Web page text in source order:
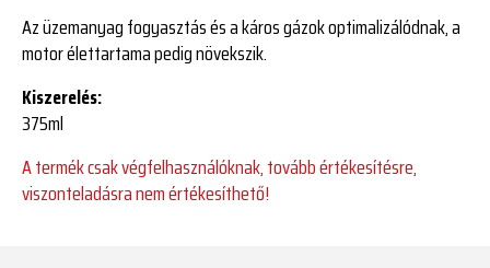
Az üzemanyag fogyasztás és a káros gázok optimalizálódnak, a
motor élettartama pedig növekszik.
Kiszerelés:
375ml
A termék csak végfelhasználóknak, tovább értékesítésre,
viszonteladásra nem értékesíthető!